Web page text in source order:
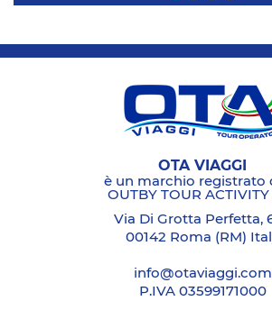
OTA VIAGGI
è un marchio registrato
OUTBY TOUR ACTIVITY
Via Di Grotta Perfetta,
00142 Roma (RM)
info@otaviaggi.com
P.IVA 03599171000